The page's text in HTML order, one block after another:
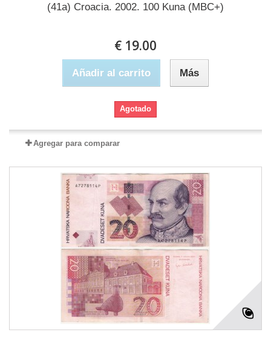
(41a) Croacia. 2002. 100 Kuna (MBC+)
€ 19.00
Añadir al carrito Más
Agotado
Agregar para comparar